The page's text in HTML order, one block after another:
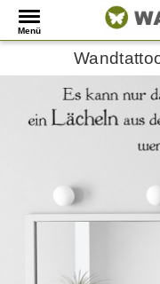
Menü